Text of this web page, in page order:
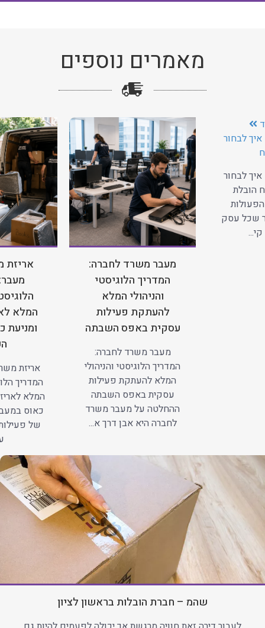
מאמרים נוספים
לבחור
לבחור
הובלת
שכל עסק
מעבר משרד לחברה:
המדריך הלוגיסטי
והניהולי המלא
להעתקת פעילות
עסקית באפס השבתה
מעבר משרד לחברה:
המדריך הלוגיסטי והניהולי
המלא להעתקת פעילות
עסקית באפס השבתה
ההחלטה על מעבר משרד
לחברה היא אבן דרך א...
אריזת
המלא
ומניעת
אריזת
המדריך
המלא
כאוס
של
שהמ – חברת הובלות בראשון לציון